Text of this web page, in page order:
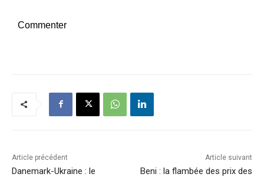
Commenter
Article précédent
Danemark-Ukraine : le
Article suivant
Beni : la flambée des prix des